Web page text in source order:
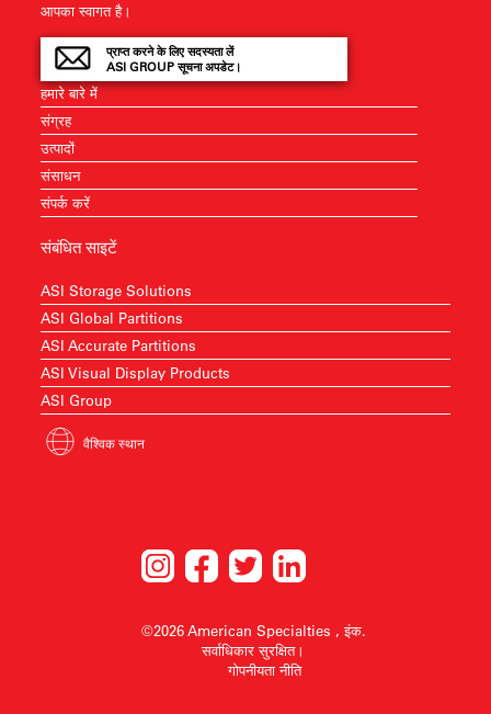
आपका स्वागत है।
प्राप्त करने के लिए सदस्यता लें
ASI GROUP सूचना अपडेट।
हमारे बारे में
संग्रह
उत्पादों
संसाधन
संपर्क करें
संबंधित साइटें
ASI Storage Solutions
ASI Global Partitions
ASI Accurate Partitions
ASI Visual Display Products
ASI Group
वैश्विक स्थान
©2026 American Specialties , इंक.
सर्वाधिकार सुरक्षित।
गोपनीयता नीति